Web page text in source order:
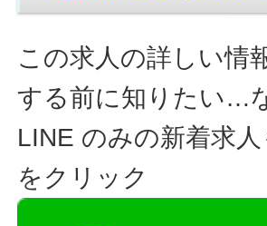
この求人の詳しい情
する前に知りたい…
LINE のみの新着求
をクリック